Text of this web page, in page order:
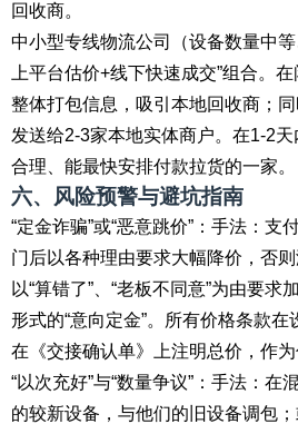
回收商。
中小型专线物流公司（设备数量中
上平台估价+线下快速成交”组合。
整体打包信息，吸引本地回收商；
发送给2-3家本地实体商户。在1-2
合理、能最快安排付款拉货的一家。
六、风险预警与避坑指南
“定金诈骗”或“恶意跳价”：手法：支
门后以各种理由要求大幅降价，否
以“算错了”、“老板不同意”为由要
形式的“意向定金”。所有价格条款
在《交接确认单》上注明总价，作为
“以次充好”与“数量争议”：手法：在
的较新设备，与他们的旧设备调包